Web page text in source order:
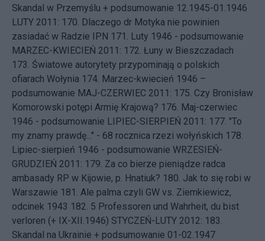
Skandal w Przemyślu + podsumowanie 12.1945-01.1946
LUTY 2011: 170. Dlaczego dr Motyka nie powinien
zasiadać w Radzie IPN 171. Luty 1946 - podsumowanie
MARZEC-KWIECIEŃ 2011: 172. Łuny w Bieszczadach
173. Światowe autorytety przypominają o polskich
ofiarach Wołynia 174. Marzec-kwiecień 1946 –
podsumowanie MAJ-CZERWIEC 2011: 175. Czy Bronisław
Komorowski potępi Armię Krajową? 176. Maj-czerwiec
1946 - podsumowanie LIPIEC-SIERPIEŃ 2011: 177. "To
my znamy prawdę..." - 68 rocznica rzezi wołyńskich 178.
Lipiec-sierpień 1946 - podsumowanie WRZESIEŃ-
GRUDZIEŃ 2011: 179. Za co bierze pieniądze radca
ambasady RP w Kijowie, p. Hnatiuk? 180. Jak to się robi w
Warszawie 181. Ale palma czyli GW vs. Ziemkiewicz,
odcinek 1943 182. 5 Professoren und Wahrheit, du bist
verloren (+ IX-XII.1946) STYCZEŃ-LUTY 2012: 183.
Skandal na Ukrainie + podsumowanie 01-02.1947